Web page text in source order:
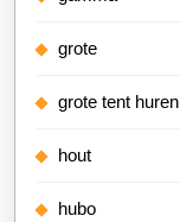
grote
grote tent huren
hout
hubo